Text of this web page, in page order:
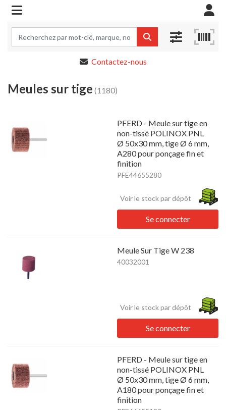
Contactez-nous
Meules sur tige (1180)
PFERD - Meule sur tige en
non-tissé POLINOX PNL
Ø 50x30 mm, tige Ø 6 mm,
A280 pour ponçage fin et
finition
PFE44655280
Voir le stock par dépôt
Se connecter
Meule Sur Tige W 238
40032001
Voir le stock par dépôt
Se connecter
PFERD - Meule sur tige en
non-tissé POLINOX PNL
Ø 50x30 mm, tige Ø 6 mm,
A180 pour ponçage fin et
finition